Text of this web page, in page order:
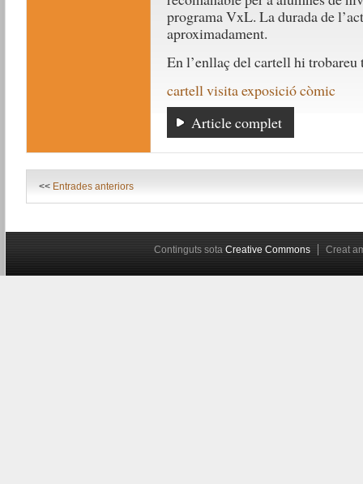
programa VxL. La durada de
aproximadament.
En l’enllaç del cartell hi
cartell visita exposició còmic
Article complet
<< Entrades anteriors
Continguts sota Creative Commons Creat